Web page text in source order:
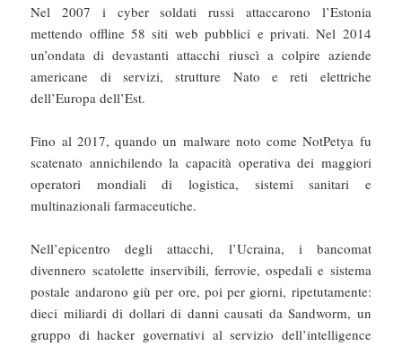
Nel 2007 i cyber soldati russi attaccarono l’Estonia
mettendo offline 58 siti web pubblici e privati. Nel 2014
un’ondata di devastanti attacchi riuscì a colpire aziende
americane di servizi, strutture Nato e reti elettriche
dell’Europa dell’Est.
Fino al 2017, quando un malware noto come NotPetya fu
scatenato annichilendo la capacità operativa dei maggiori
operatori mondiali di logistica, sistemi sanitari e
multinazionali farmaceutiche.
Nell’epicentro degli attacchi, l’Ucraina, i bancomat
divennero scatolette inservibili, ferrovie, ospedali e sistema
postale andarono giù per ore, poi per giorni, ripetutamente:
dieci miliardi di dollari di danni causati da Sandworm, un
gruppo di hacker governativi al servizio dell’intelligence